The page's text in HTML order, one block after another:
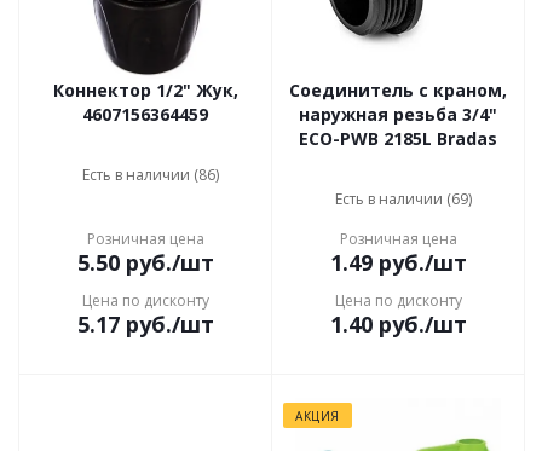
Коннектор 1/2" Жук,
4607156364459
Есть в наличии (86)
Розничная цена
5.50руб./шт
Цена по дисконту
5.17руб./шт
Соединитель с краном,
наружная резьба 3/4"
ECO-PWB 2185L Bradas
Есть в наличии (69)
Розничная цена
1.49руб./шт
Цена по дисконту
1.40руб./шт
АКЦИЯ